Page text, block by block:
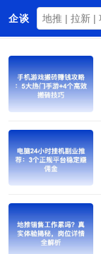
企谈
商务资源
资讯动态
关于我们